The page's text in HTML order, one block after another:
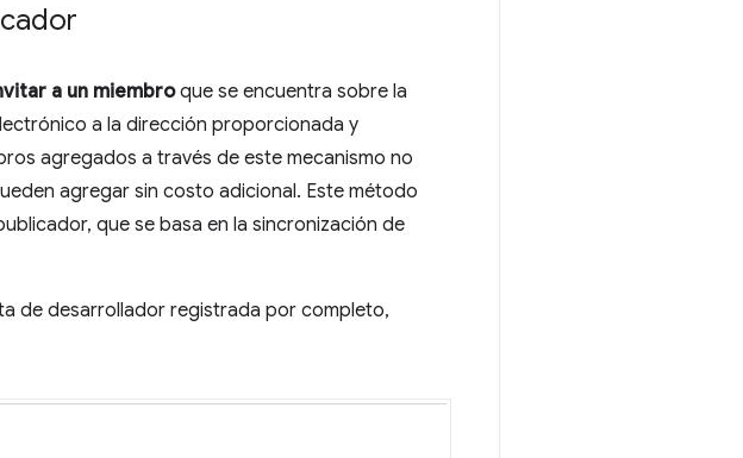
a un miembroque se encuentra sobre la
a la dirección proporcionada y
agregados a través de este mecanismo no
agregar sin costo adicional. Este método
que se basa en la sincronización de
de desarrollador registrada por completo,